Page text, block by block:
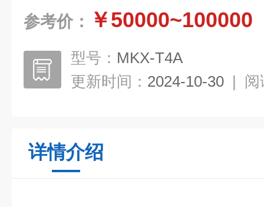
参考价： ￥50000~100000
型号： MKX-T4A
更新时间： 2024-10-30 | 阅
详情介绍